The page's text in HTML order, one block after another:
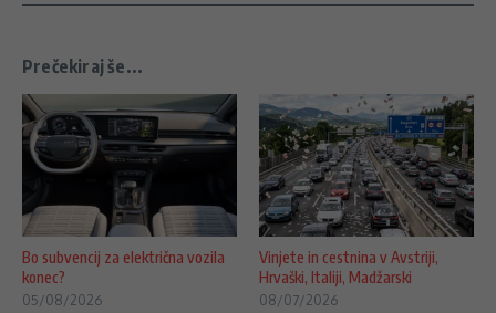
Prečekiraj še...
Bo subvencij za električna vozila
konec?
05/08/2026
Vinjete in cestnina v Avstriji,
Hrvaški, Italiji, Madžarski
08/07/2026